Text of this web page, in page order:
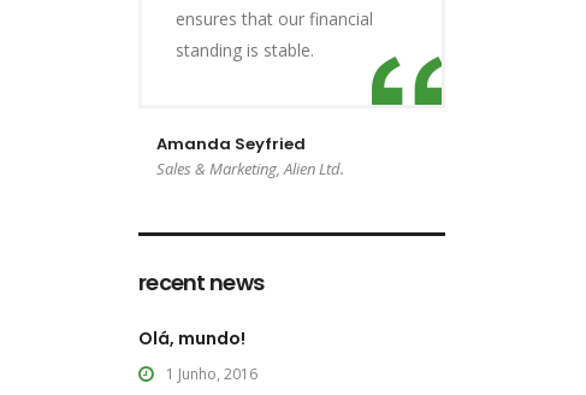
ensures that our financial
standing is stable.
Amanda Seyfried
Sales & Marketing, Alien Ltd.
recent news
Olá, mundo!
1 Junho, 2016